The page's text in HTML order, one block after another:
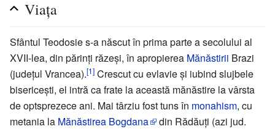
Viața
Sfântul Teodosie s-a născut în prima parte a secolului al
XVII-lea, din părinți răzeși, în apropierea Mănăstirii Brazi
(județul Vrancea).[1] Crescut cu evlavie și iubind slujbele
bisericești, el intră ca frate la această mănăstire la vârsta
de optsprezece ani. Mai târziu fost tuns în monahism, cu
metania la Mănăstirea Bogdana
din Rădăuți (azi jud.